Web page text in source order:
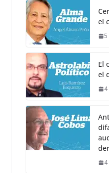
el
5
El
el